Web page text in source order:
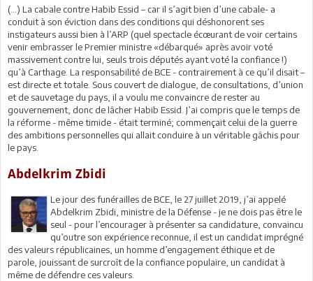
(…) La cabale contre Habib Essid – car il s’agit bien d’une cabale- a
conduit à son éviction dans des conditions qui déshonorent ses
instigateurs aussi bien à l’ARP (quel spectacle écœurant de voir certains
venir embrasser le Premier ministre «débarqué» après avoir voté
massivement contre lui, seuls trois députés ayant voté la confiance !)
qu’à Carthage. La responsabilité de BCE - contrairement à ce qu’il disait –
est directe et totale. Sous couvert de dialogue, de consultations, d’union
et de sauvetage du pays, il a voulu me convaincre de rester au
gouvernement, donc de lâcher Habib Essid. J’ai compris que le temps de
la réforme - même timide - était terminé; commençait celui de la guerre
des ambitions personnelles qui allait conduire à un véritable gâchis pour
le pays.
Abdelkrim Zbidi
Le jour des funérailles de BCE, le 27 juillet 2019, j’ai appelé
Abdelkrim Zbidi, ministre de la Défense - je ne dois pas être le
seul - pour l’encourager à présenter sa candidature, convaincu
qu’outre son expérience reconnue, il est un candidat imprégné
des valeurs républicaines, un homme d’engagement éthique et de
parole, jouissant de surcroît de la confiance populaire, un candidat à
même de défendre ces valeurs.